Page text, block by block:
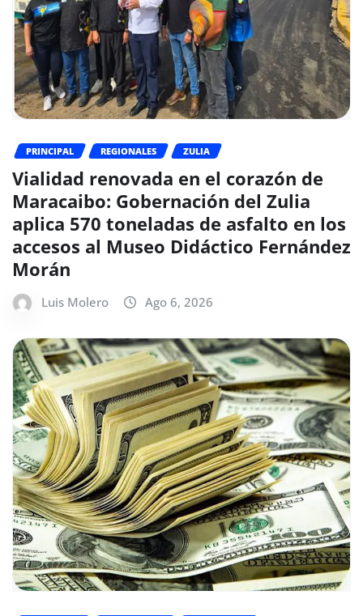
PRINCIPAL REGIONALES ZULIA
Vialidad renovada en el corazón de
Maracaibo: Gobernación del Zulia
aplica 570 toneladas de asfalto en los
accesos al Museo Didáctico Fernández
Morán
Luis Molero Ago 6, 2026